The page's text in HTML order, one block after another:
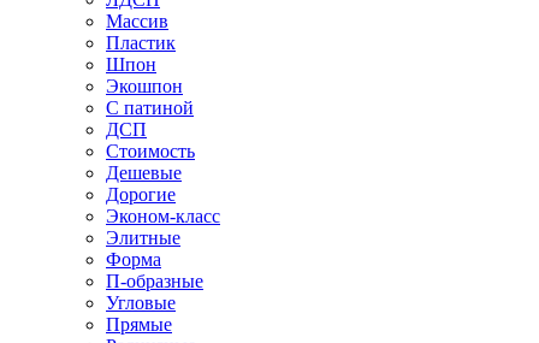
Массив
Пластик
Шпон
Экошпон
С патиной
ДСП
Стоимость
Дешевые
Дорогие
Эконом-класс
Элитные
Форма
П-образные
Угловые
Прямые